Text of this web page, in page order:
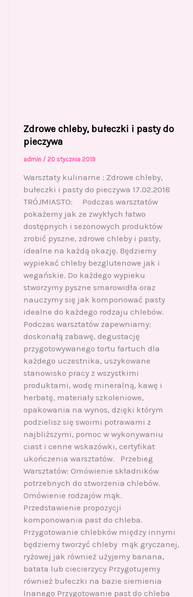
Zdrowe chleby, bułeczki i pasty do
pieczywa
admin / 20 stycznia 2019
Warsztaty kulinarne : Zdrowe chleby,
bułeczki i pasty do pieczywa 17.02.2018
TRÓJMIASTO: Podczas warsztatów
pokażemy jak ze zwykłych łatwo
dostępnych i sezonowych produktów
zrobić pyszne, zdrowe chleby i pasty,
idealne na każdą okazję. Będziemy
wypiekać chleby bezglutenowe jak i
wegańskie. Do każdego wypieku
stworzymy pyszne smarowidła oraz
nauczymy się jak komponować pasty
idealne do każdego rodzaju chlebów.
Podczas warsztatów zapewniamy:
doskonałą zabawę, degustację
przygotowywanego tortu fartuch dla
każdego uczestnika, uszykowane
stanowisko pracy z wszystkimi
produktami, wodę mineralną, kawę i
herbatę, materiały szkoleniowe,
opakowania na wynos, dzięki którym
podzielisz się swoimi potrawami z
najbliższymi, pomoc w wykonywaniu
ciast i cenne wskazówki, certyfikat
ukończenia warsztatów. Przebieg
Warsztatów: Omówienie składników
potrzebnych do stworzenia chlebów.
Omówienie rodzajów mąk.
Przedstawienie propozycji
komponowania past do chleba.
Przygotowanie chlebków między innymi
będziemy tworzyć chleby mąk gryczanej,
ryżowej jak również użyjemy banana,
batata lub ciecierzycy Przygotujemy
również bułeczki na bazie siemienia
lnanego Przygotowanie past do chleba